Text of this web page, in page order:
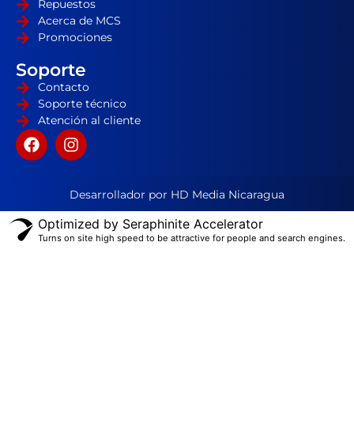
Repuestos
Acerca de MCS
Promociones
Soporte
Contacto
Soporte técnico
Atención al cliente
Desarrollador por HD Media Nicaragua
Optimized by Seraphinite Accelerator
Turns on site high speed to be attractive for people and search engines.